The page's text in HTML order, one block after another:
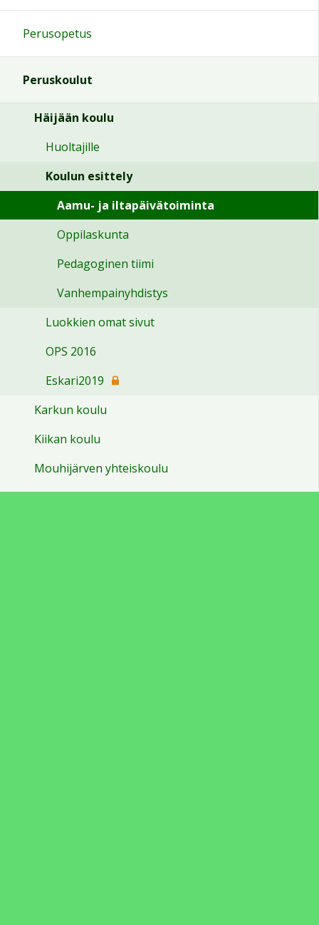
Perusopetus
Peruskoulut
Häijään koulu
Huoltajille
Koulun esittely
Aamu- ja iltapäivätoiminta
Oppilaskunta
Pedagoginen tiimi
Vanhempainyhdistys
Luokkien omat sivut
OPS 2016
Eskari2019
Karkun koulu
Kiikan koulu
Mouhijärven yhteiskoulu